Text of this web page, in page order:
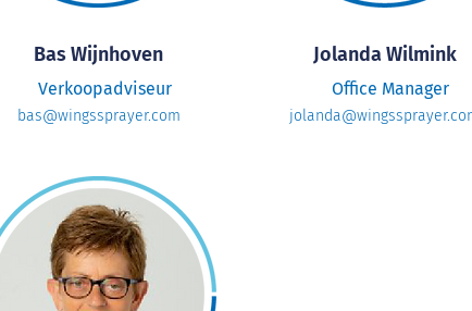
Bas Wijnhoven
Verkoopadviseur
bas@wingssprayer.com
Jolanda Wilmink
Office Manager